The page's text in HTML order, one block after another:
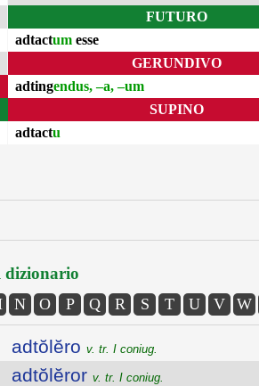
FUTURO
adtactum esse
GERUNDIVO
adtingendus, –a, –um
SUPINO
adtactu
dizionario
N O P Q R S T U V W
adtŏlĕro v. tr. I coniug.
adtŏlĕror v. tr. I coniug.